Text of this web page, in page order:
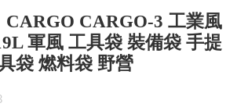
CARGO CARGO-3 工業風
軍風 工具袋 裝備袋 手提
袋 燃料袋 野營